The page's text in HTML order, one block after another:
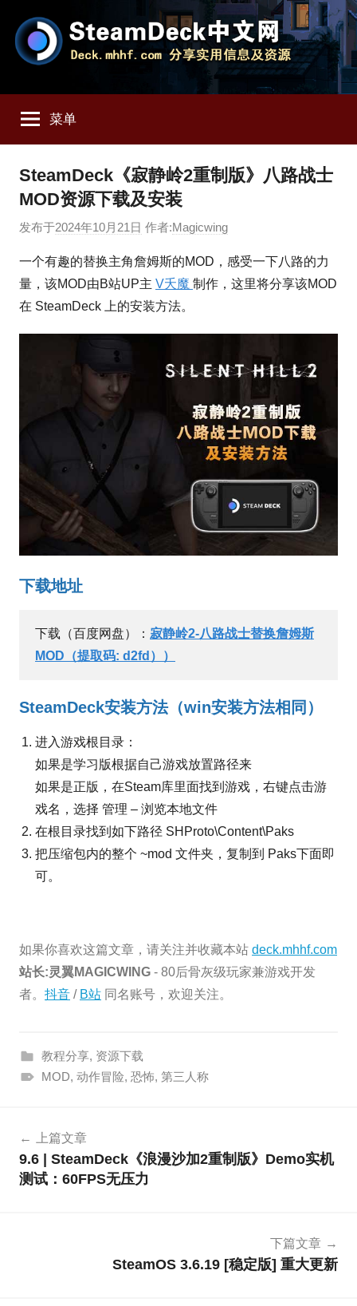
SteamDeck
中
文
网
享
SteamDeck
用
信
源
菜单
SteamDeck《寂静岭2重制版》八路战士
MOD资源下载及安装
发布于2024年10月21日 作者:Magicwing
一个有趣的替换主角詹姆斯的MOD，感受一下八路的力
量，该MOD由B站UP主 V夭魔 制作，这里将分享该MOD
在 SteamDeck 上的安装方法。
下载地址
下载（百度网盘）： 寂静岭2-八路战士替换詹姆斯
MOD（提取码: d2fd））
SteamDeck安装方法（win安装方法相同）
进入游戏根目录：
如果是学习版根据自己游戏放置路径来
如果是正版，在Steam库里面找到游戏，右键点击游
戏名，选择 管理 – 浏览本地文件
在根目录找到如下路径 SHProto\Content\Paks
把压缩包内的整个 ~mod 文件夹，复制到 Paks下面即
可。
如果你喜欢这篇文章，请关注并收藏本站 deck.mhhf.com
站长:灵翼MAGICWING - 80后骨灰级玩家兼游戏开发
者。 抖音 / B站 同名账号，欢迎关注。
教程分享, 资源下载
MOD, 动作冒险, 恐怖, 第三人称
章
导
上篇文章
9.6 | SteamDeck《浪漫沙加2重制版》Demo实机
测试：60FPS无压力
下篇文章
SteamOS 3.6.19 [稳定版] 重大更新